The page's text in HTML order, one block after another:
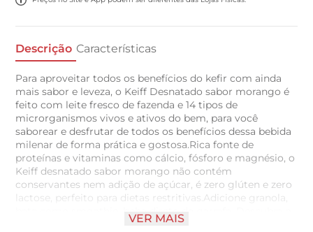
Descrição Características
Para aproveitar todos os benefícios do kefir com ainda
mais sabor e leveza, o Keiff Desnatado sabor morango é
feito com leite fresco de fazenda e 14 tipos de
microrganismos vivos e ativos do bem, para você
saborear e desfrutar de todos os benefícios dessa bebida
milenar de forma prática e gostosa.Rica fonte de
proteínas e vitaminas como cálcio, fósforo e magnésio, o
Keiff desnatado sabor morango não contém
conservantes nem adição de açúcar, é zero glúten e zero
lactose, perfeito para dietas restritivas.Adicione granola,
bata como smoothie, beba direto da garrafa. Descubra o
seu jeito Keiff de saborear!VER MAIS